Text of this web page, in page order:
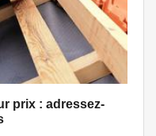
prix : adressez-